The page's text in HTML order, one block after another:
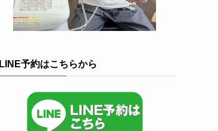
LINE予約はこちらから